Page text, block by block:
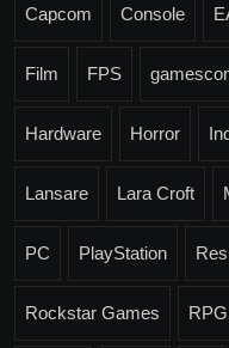
Capcom Console
Film FPS
Hardware Horror
Lansare Lara Croft
PC PlayStation
Rockstar Games RPG